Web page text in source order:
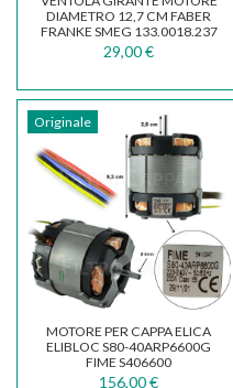
DIAMETRO 12,7 CM FABER
FRANKE SMEG 133.0018.237
29,00 €
Originale
MOTORE PER CAPPA ELICA
ELIBLOC S80-40ARP6600G
FIME S406600
156,00 €